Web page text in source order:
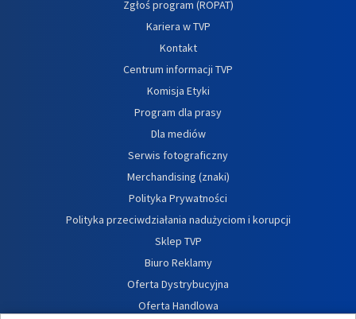
Zgłoś program (ROPAT)
Kariera w TVP
Kontakt
Centrum informacji TVP
Komisja Etyki
Program dla prasy
Dla mediów
Serwis fotograficzny
Merchandising (znaki)
Polityka Prywatności
Polityka przeciwdziałania nadużyciom i korupcji
Sklep TVP
Biuro Reklamy
Oferta Dystrybucyjna
Oferta Handlowa